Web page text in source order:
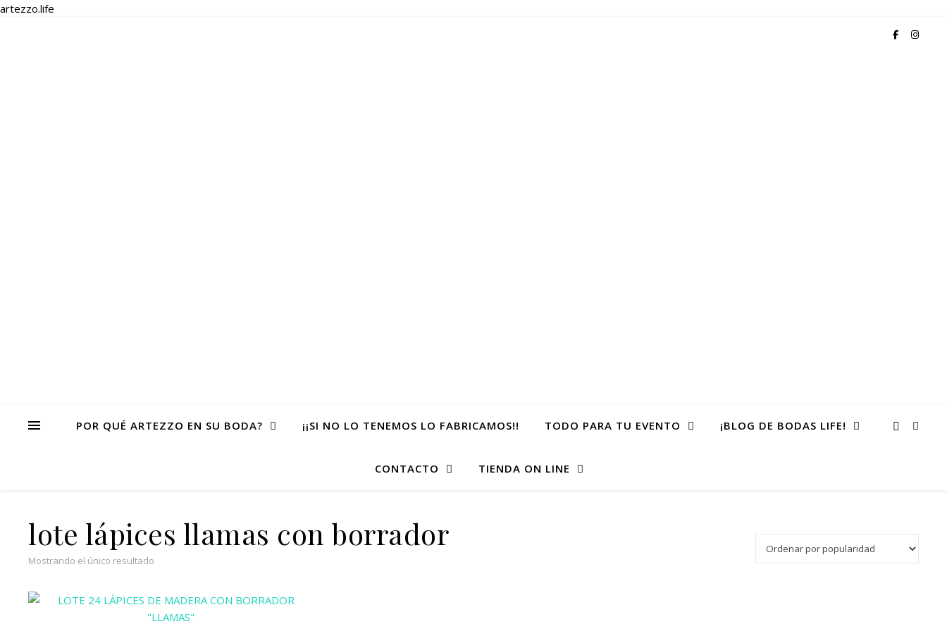
artezzo.life
POR QUÉ ARTEZZO EN SU BODA? ¡¡SI NO LO TENEMOS LO FABRICAMOS!! TODO PARA TU EVENTO ¡BLOG DE BODAS LIFE!
CONTACTO TIENDA ON LINE
lote lápices llamas con borrador
Mostrando el único resultado